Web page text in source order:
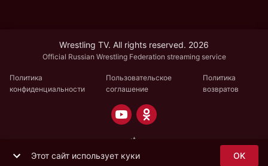
Wrestling TV. All rights reserved. 2026
Official Russian Wrestling Federation streaming service
Политика
конфиденциальности
Пользовательское
соглашение
Политика
возвратов
Этот сайт использует куки OK